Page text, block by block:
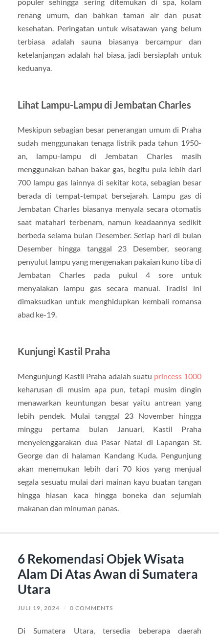
renang umum, dan bahkan taman air dan pusat
kesehatan. Peringatan untuk wisatawan yang belum
terbiasa adalah sauna biasanya bercampur dan
ketelanjangan adalah hal biasa, jadi bersiaplah untuk
keduanya.
Lihat Lampu-Lampu di Jembatan Charles
Meskipun sebagian besar penerangan umum di Praha
sudah menggunakan tenaga listrik pada tahun 1950-
an, lampu-lampu di Jembatan Charles masih
menggunakan bahan bakar gas, begitu pula lebih dari
700 lampu gas lainnya di sekitar kota, sebagian besar
berada di tempat-tempat bersejarah. Lampu gas di
Jembatan Charles biasanya menyala secara otomatis
saat matahari terbenam, namun keadaannya sedikit
berbeda selama bulan Desember. Setiap hari di bulan
Desember hingga tanggal 23 Desember, seorang
penyulut lampu yang mengenakan pakaian kuno tiba di
Jembatan Charles pada pukul 4 sore untuk
menyalakan lampu gas secara manual. Tradisi ini
dimaksudkan untuk menghidupkan kembali romansa
abad ke-19.
Kunjungi Kastil Praha
Mengunjungi Kastil Praha adalah suatu princess 1000
keharusan di musim apa pun, tetapi musim dingin
menawarkan keuntungan besar yaitu antrean yang
lebih pendek. Mulai tanggal 23 November hingga
minggu pertama bulan Januari, Kastil Praha
menyelenggarakan dua Pasar Natal di Lapangan St.
George dan di halaman Kandang Kuda. Pengunjung
akan menemukan lebih dari 70 kios yang menjual
segala sesuatu mulai dari mainan kayu buatan tangan
hingga hiasan kaca hingga boneka dan sejumlah
makanan dan minuman panas.
6 Rekomendasi Objek Wisata
Alam Di Atas Awan di Sumatera
Utara
JULI 19, 2024 / 0 COMMENTS
Di Sumatera Utara, tersedia beberapa daerah